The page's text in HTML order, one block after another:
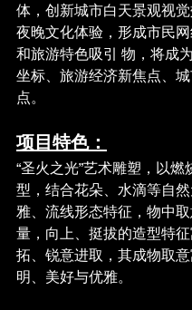
体，创新城市白天景观视
夜晚文化体验，形成市民
和旅游特色吸引 物，将成
坐标、旅游经济新焦点、
点。
项目特色：
“圣火之光”艺术雕塑，以燃
型，结合花朵、水滴等自
雅、流线形态特征，物中
量，向上、挺拔的造型特
拓、锐意进取，其成物取
明、美好与优雅。